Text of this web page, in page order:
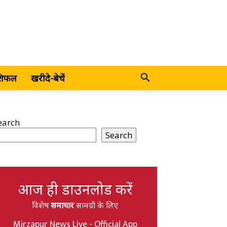
खरीदे-बेचें
Search
आज ही डाउनलोड करें
विशेषसमाचारसामग्री के लिए